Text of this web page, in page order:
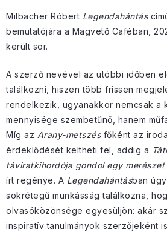
Milbacher Róbert Legendahántás
bemutatójára a Magvető Caféban,
került sor.
A szerző nevével az utóbbi időben
találkozni, hiszen több frissen
rendelkezik, ugyanakkor nemcsak a
mennyisége szembetűnő, hanem
Míg az Arany-metszésfőként az
érdeklődését keltheti fel, addig a
táviratkihordója gondol egy merészet
írt regénye. A Legendahántásban
sokrétegű munkásság találkozna,
olvasóközönsége egyesüljön: akár
inspiratív tanulmányok szerzőjeként